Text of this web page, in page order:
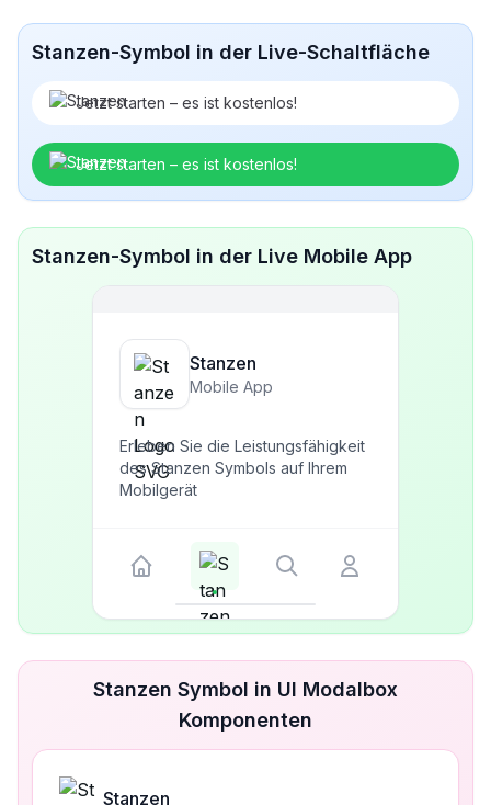
Stanzen-Symbol in der Live-Schaltfläche
Jetzt starten – es ist kostenlos!
Jetzt starten – es ist kostenlos!
Stanzen-Symbol in der Live Mobile App
Stanzen
Mobile App
Erleben Sie die Leistungsfähigkeit
des Stanzen Symbols auf Ihrem
Mobilgerät
Stanzen Symbol in UI Modalbox
Komponenten
Stanzen